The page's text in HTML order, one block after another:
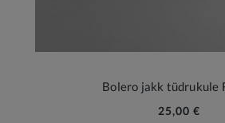
Bolero jakk tüdrukule
25,00 €